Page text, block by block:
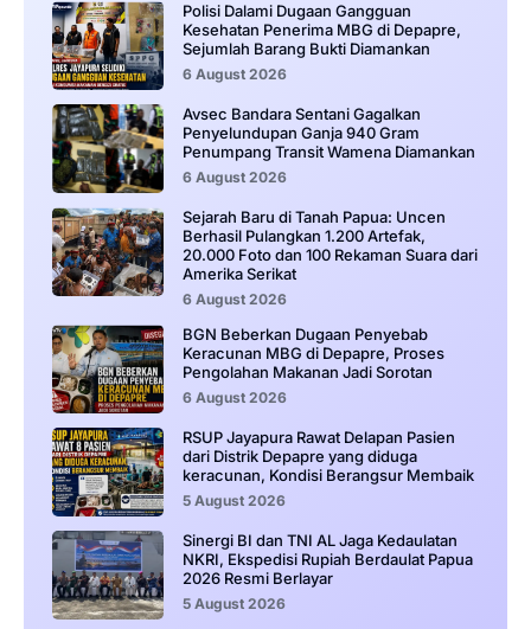
‎Polisi Dalami Dugaan Gangguan
Kesehatan Penerima MBG di Depapre,
Sejumlah Barang Bukti Diamankan
6 August 2026
Avsec Bandara Sentani Gagalkan
Penyelundupan Ganja 940 Gram
Penumpang Transit Wamena Diamankan
6 August 2026
Sejarah Baru di Tanah Papua: Uncen
Berhasil Pulangkan 1.200 Artefak,
20.000 Foto dan 100 Rekaman Suara dari
Amerika Serikat
6 August 2026
BGN Beberkan Dugaan Penyebab
Keracunan MBG di Depapre, Proses
Pengolahan Makanan Jadi Sorotan
6 August 2026
RSUP Jayapura Rawat Delapan Pasien
dari Distrik Depapre yang diduga
keracunan, Kondisi Berangsur Membaik
5 August 2026
Sinergi BI dan TNI AL Jaga Kedaulatan
NKRI, Ekspedisi Rupiah Berdaulat Papua
2026 Resmi Berlayar
5 August 2026